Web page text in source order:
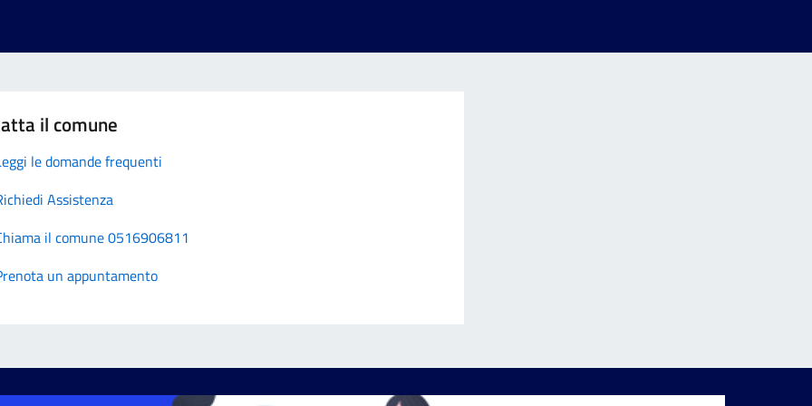
il comune
le domande frequenti
Assistenza
il comune 0516906811
un appuntamento